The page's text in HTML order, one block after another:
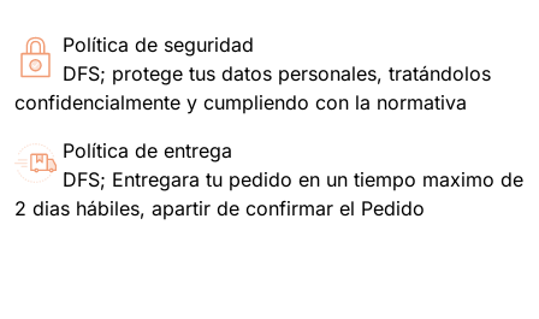
Política de seguridad
DFS; protege tus datos personales, tratándolos
confidencialmente y cumpliendo con la normativa
Política de entrega
DFS; Entregara tu pedido en un tiempo maximo de
2 dias hábiles, apartir de confirmar el Pedido